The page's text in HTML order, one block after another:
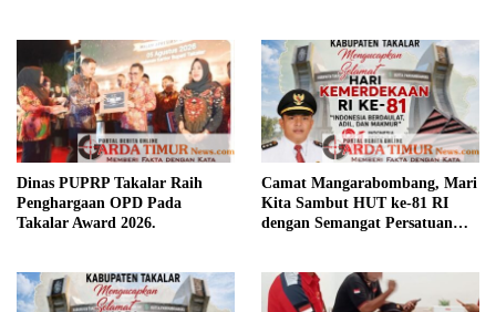
Dinas PUPRP Takalar Raih
Penghargaan OPD Pada
Takalar Award 2026.
Camat Mangarabombang, Mari
Kita Sambut HUT ke-81 RI
dengan Semangat Persatuan